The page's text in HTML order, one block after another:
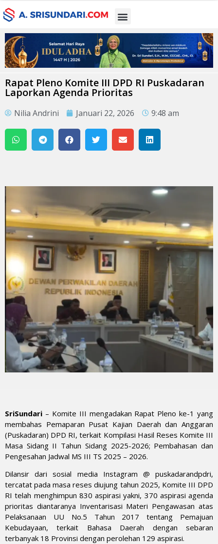
Rapat Pleno Komite III DPD RI Puskadaran
Laporkan Agenda Prioritas
Nilia Andrini Januari 22, 2026 9:48 am
SriSundari – Komite III mengadakan Rapat Pleno ke-1 yang
membahas Pemaparan Pusat Kajian Daerah dan Anggaran
(Puskadaran) DPD RI, terkait Kompilasi Hasil Reses Komite III
Masa Sidang II Tahun Sidang 2025-2026; Pembahasan dan
Pengesahan Jadwal MS III TS 2025 – 2026.
Dilansir dari sosial media Instagram @ puskadarandpdri,
tercatat pada masa reses diujung tahun 2025, Komite III DPD
RI telah menghimpun 830 aspirasi yakni, 370 aspirasi agenda
prioritas diantaranya Inventarisasi Materi Pengawasan atas
Pelaksanaan UU No.5 Tahun 2017 tentang Pemajuan
Kebudayaan, terkait Bahasa Daerah dengan sebaran
terbanyak 18 Provinsi dengan perolehan 129 aspirasi.